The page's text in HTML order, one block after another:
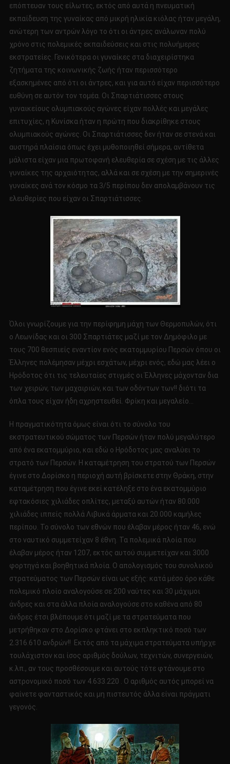
επόπτευαν τους είλωτες, εκτός από αυτά η πνευματική
εκπαίδευση της γυναίκας από μικρή ηλικία κιόλας ήταν μεγάλη,
ανώτερη των αντρών λόγο το ότι οι άντρες ανάλωναν πολύ
χρόνο στις πολεμικές εκπαιδεύσεις και στις πολυήμερες
εκστρατείες. Γενικότερα οι γυναίκες στα διαχειρίστηκα
ζητήματα της κοινωνικής ζωής ήταν περισσότερο
εξασκημένες από ότι οι άντρες, και για αυτό είχαν περισσότερο
ευθύνη σε αυτόν τον τομέα. Οι Σπαρτιάτισσες στους
γυναικείους ολυμπιακούς αγώνες είχαν πολλές και μεγάλες
επιτυχίες, η Κυνίσκα ήταν η πρώτη που διακρίθηκε στους
ολυμπιακούς αγώνες. Οι Σπαρτιάτισσες δεν ήταν σε στενά και
αυστηρά πλαίσια όπως έχει μυθοποιηθεί σήμερα, αντίθετα
μάλιστα είχαν μια πρωτοφανή ελευθερία σε σχέση με τις άλλες
γυναίκες της αρχαιότητας, αλλά και σε σχέση με την σημερινές
γυναίκες ανά τον κόσμο τα 3/5 περίπου δεν απολαμβάνουν τις
ελευθερίες που είχαν οι Σπαρτιάτισσες.
Όλοι γνωρίζουμε για την περίφημη μάχη των Θερμοπυλών, ότι
ο Λεωνίδας και οι 300 Σπαρτιάτες μαζί με τον Δημόφιλο με
τους 700 θεσπιείς εναντίον ενός εκατομμυρίου Περσών όπου οι
Έλληνες πολέμησαν μέχρι εσχάτων, μέχρι ενός, εδώ μας λέει ο
Ηρόδοτος ότι τις τελευταίες στιγμές οι Έλληνες μάχονταν δια
των χειρών, των μαχαιριών, και των οδόντων των!! διότι τα
όπλα τους είχαν ήδη αχρηστευθεί. Φρίκη και μεγαλείο…
Η πραγματικότητα όμως είναι ότι το σύνολο του
εκστρατευτικού σώματος των Περσών ήταν πολύ μεγαλύτερο
από ένα εκατομμύριο, και εδώ ο Ηρόδοτος μας αναλύει το
στρατό των Περσών. Η καταμέτρηση του στρατού των Περσών
έγινε στο Δορίσκο η περιοχή αυτή βρίσκετε στην Θράκη, στην
καταμέτρηση που έγινε εκεί κατέληξε στο ένα εκατομμύριο
εφτακόσιες χιλιάδες οπλίτες, μεταξύ αυτών ήταν 80.000
χιλιάδες ιππείς πολλά Λιβυκά άρματα και 20.000 καμήλες
περίπου. Το σύνολο των εθνών που έλαβαν μέρος ήταν 46, ενώ
στο ναυτικό συμμετείχαν 8 έθνη. Τα πολεμικά πλοία που
έλαβαν μέρος ήταν 1207, εκτός αυτού συμμετείχαν και 3000
φορτηγά και βοηθητικά πλοία. Ο απολογισμός του συνολικού
στρατεύματος των Περσών είναι ως εξής: κατά μέσο όρο κάθε
πολεμικό πλοίο αναλογούσε σε 200 ναύτες και 30 μάχιμοι
άνδρες και στα άλλα πλοία αναλογούσε στο καθένα από 80
άνδρες έτσι βλέπουμε ότι μαζί με τα στρατεύματα που
μετρήθηκαν στο Δορίσκο φτάνει στο εκπληκτικό ποσό των
2.316.610 ανδρών!! Εκτός από τα μάχιμα στρατεύματα υπήρχε
τουλάχιστον και ίσος αριθμός δούλων, τεχνιτών, συνεργειών,
κ.λπ., αν τους προσθέσουμε και αυτούς τότε φτάνουμε στο
αστρονομικό ποσό των 4.633.220 . Ο αριθμός αυτός μπορεί να
φαίνετε φανταστικός και μη πιστευτός άλλα είναι πράγματι
γεγονός.